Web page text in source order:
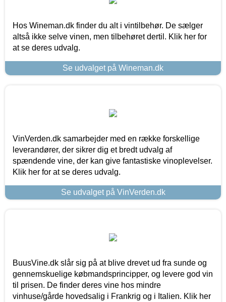
Hos Wineman.dk finder du alt i vintilbehør. De sælger
altså ikke selve vinen, men tilbehøret dertil. Klik her for
at se deres udvalg.
Se udvalget på Wineman.dk
VinVerden.dk samarbejder med en række forskellige
leverandører, der sikrer dig et bredt udvalg af
spændende vine, der kan give fantastiske vinoplevelser.
Klik her for at se deres udvalg.
Se udvalget på VinVerden.dk
BuusVine.dk slår sig på at blive drevet ud fra sunde og
gennemskuelige købmandsprincipper, og levere god vin
til prisen. De finder deres vine hos mindre
vinhuse/gårde hovedsalig i Frankrig og i Italien. Klik her